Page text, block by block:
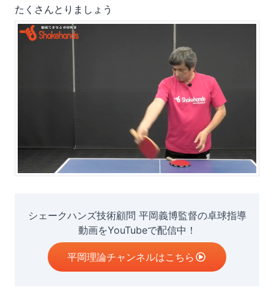
たくさんとりましょう
シェークハンズ技術顧問 平岡義博監督の卓球指導
動画をYouTubeで配信中！
平岡理論チャンネルはこちら